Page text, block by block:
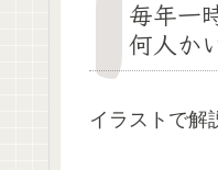
毎年一
何人か
イラストで解